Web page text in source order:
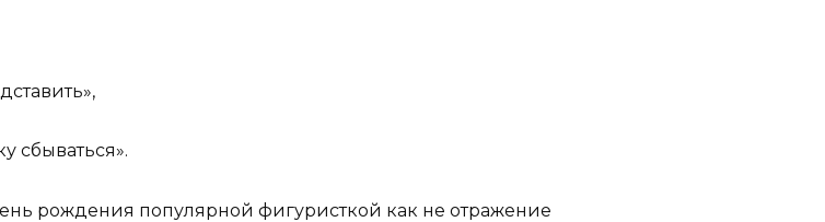
сбываться».
рождения популярной фигуристкой как не отражение